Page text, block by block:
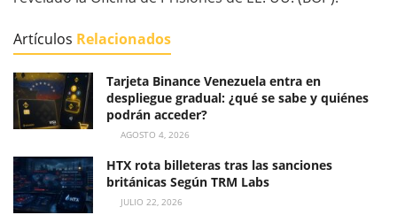
Artículos Relacionados
Tarjeta Binance Venezuela entra en
despliegue gradual: ¿qué se sabe y quiénes
podrán acceder?
AGOSTO 4, 2026
HTX rota billeteras tras las sanciones
británicas Según TRM Labs
JULIO 22, 2026